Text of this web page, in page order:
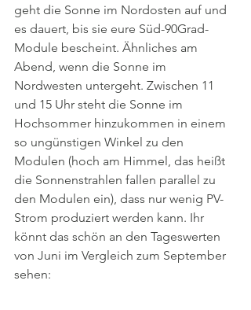
geht die Sonne im Nordosten auf und
es dauert, bis sie eure Süd-90Grad-
Module bescheint. Ähnliches am
Abend, wenn die Sonne im
Nordwesten untergeht. Zwischen 11
und 15 Uhr steht die Sonne im
Hochsommer hinzukommen in einem
so ungünstigen Winkel zu den
Modulen (hoch am Himmel, das heißt
die Sonnenstrahlen fallen parallel zu
den Modulen ein), dass nur wenig PV-
Strom produziert werden kann. Ihr
könnt das schön an den Tageswerten
von Juni im Vergleich zum September
sehen: